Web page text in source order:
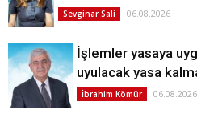
Sevginar Sali 06.08.2026
İşlemler yasaya
uyulacak yasa
İbrahim Kömür 06.08.2026